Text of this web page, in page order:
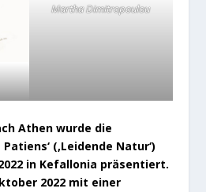
Martha Dimitropoulou
Athen wurde die
(‚Leidende Natur‘)
in Kefallonia präsentiert.
2022 mit einer